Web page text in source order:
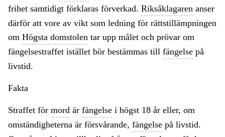
frihet samtidigt förklaras förverkad. Riksåklagaren anser
därför att vore av vikt som ledning för rättstillämpningen
om Högsta domstolen tar upp målet och prövar om
fängelsestraffet istället bör bestämmas till fängelse på
livstid.
Fakta
Straffet för mord är fängelse i högst 18 år eller, om
omständigheterna är försvårande, fängelse på livstid.